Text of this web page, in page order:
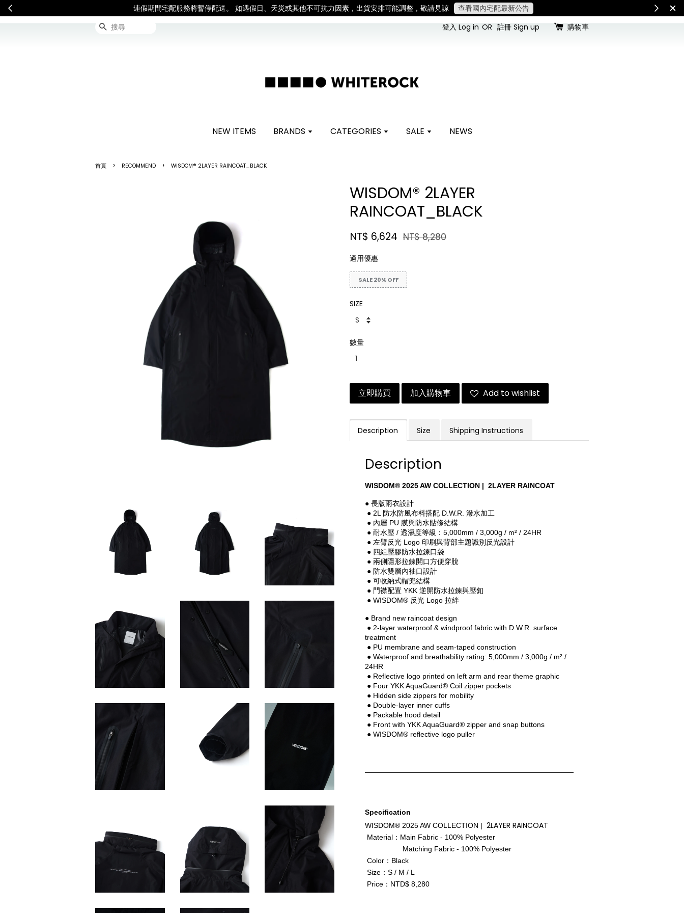
連假期間宅配服務將暫停配送。 如遇假日、天災或其他不可抗力因素，出貨安排可能調整，敬請見諒 查看國內宅配最新公告
搜尋 登入 Log in OR 註冊 Sign up 購物車
NEW ITEMS BRANDS CATEGORIES SALE NEWS
首頁 › RECOMMEND › WISDOM® 2LAYER RAINCOAT_BLACK
WISDOM® 2LAYER
RAINCOAT_BLACK
NT$ 6,624 NT$ 8,280
適用優惠
SALE 20% OFF
SIZE
數量
立即購買 加入購物車 Add to wishlist
Description Size Shipping Instructions
Description
WISDOM® 2025 AW COLLECTION |  2LAYER RAINCOAT
● 長版雨衣設計
● 2L 防水防風布料搭配 D.W.R. 潑水加工
● 內層 PU 膜與防水貼條結構
● 耐水壓 / 透濕度等級：5,000mm / 3,000g / m² / 24HR
● 左臂反光 Logo 印刷與背部主題識別反光設計
● 四組壓膠防水拉鍊口袋
● 兩側隱形拉鍊開口方便穿脫
● 防水雙層內袖口設計
● 可收納式帽兜結構
● 門襟配置 YKK 逆開防水拉鍊與壓釦
● WISDOM® 反光 Logo 拉絆
● Brand new raincoat design
● 2-layer waterproof & windproof fabric with D.W.R. surface
treatment
● PU membrane and seam-taped construction
● Waterproof and breathability rating: 5,000mm / 3,000g / m² /
24HR
● Reflective logo printed on left arm and rear theme graphic
● Four YKK AquaGuard® Coil zipper pockets
● Hidden side zippers for mobility
● Double-layer inner cuffs
● Packable hood detail
● Front with YKK AquaGuard® zipper and snap buttons
● WISDOM® reflective logo puller
Specification
WISDOM® 2025 AW COLLECTION | 2LAYER RAINCOAT
Material：Main Fabric - 100% Polyester
Matching Fabric - 100% Polyester
Color：Black
Size：S / M / L
Price：NTD$ 8,280